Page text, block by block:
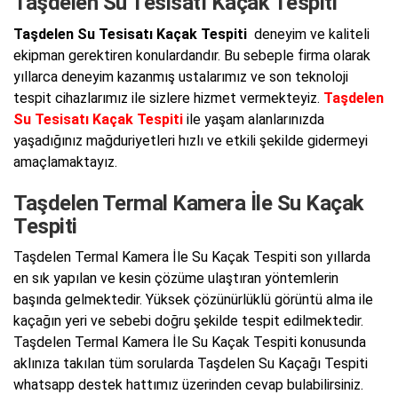
Taşdelen Su Tesisatı Kaçak Tespiti deneyim ve kaliteli
ekipman gerektiren konulardandır. Bu sebeple firma olarak
yıllarca deneyim kazanmış ustalarımız ve son teknoloji
tespit cihazlarımız ile sizlere hizmet vermekteyiz. Taşdelen
Su Tesisatı Kaçak Tespiti ile yaşam alanlarınızda
yaşadığınız mağduriyetleri hızlı ve etkili şekilde gidermeyi
amaçlamaktayız.
Taşdelen Termal Kamera İle Su Kaçak
Tespiti
Taşdelen Termal Kamera İle Su Kaçak Tespiti son yıllarda
en sık yapılan ve kesin çözüme ulaştıran yöntemlerin
başında gelmektedir. Yüksek çözünürlüklü görüntü alma ile
kaçağın yeri ve sebebi doğru şekilde tespit edilmektedir.
Taşdelen Termal Kamera İle Su Kaçak Tespiti konusunda
aklınıza takılan tüm sorularda Taşdelen Su Kaçağı Tespiti
whatsapp destek hattımız üzerinden cevap bulabilirsiniz.